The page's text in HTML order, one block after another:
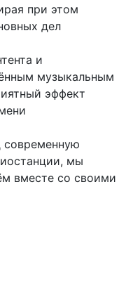
при этом
дел
и
музыкальным
эффект
современную
мы
вместе со своими